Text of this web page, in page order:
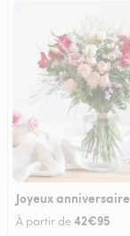
Joyeux anniversaire
À partir de42€95